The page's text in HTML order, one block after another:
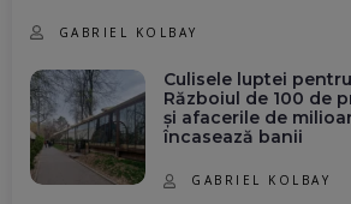
GABRIEL KOLBAY
Culisele luptei
Războiul de 100 de
și afacerile de
încasează banii
GABRIEL KOLBAY